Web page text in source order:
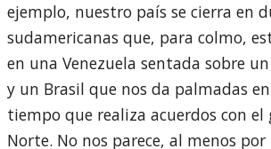
ejemplo, nuestro país se cierra en
sudamericanas que, para colmo,
en una Venezuela sentada sobre
y un Brasil que nos da palmadas
tiempo que realiza acuerdos con el
Norte. No nos parece, al menos